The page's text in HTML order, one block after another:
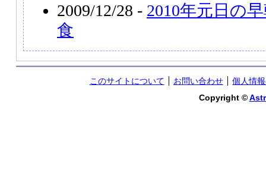
2009/12/28 - 2010年元日の
食
このサイトについて お問い合わせ
個人情
Copyright ©